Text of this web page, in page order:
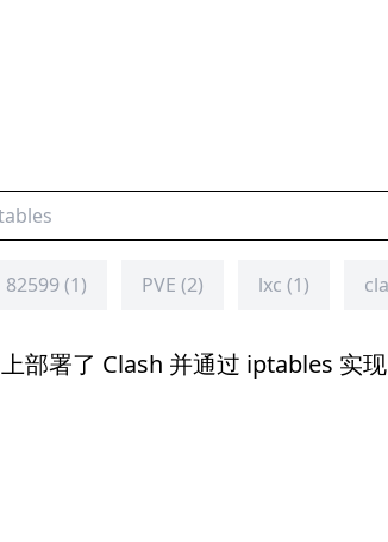
82599 (1) PVE (2) lxc (1)
部署了 Clash 并通过 iptables 实